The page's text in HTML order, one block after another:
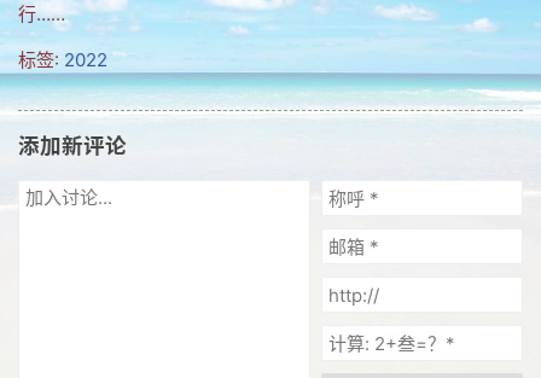
五笔难啊
流行.时代.天下
收藏.经典
行……
标签: 2022
添加新评论